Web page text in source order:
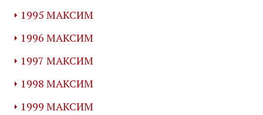
1995 МАКСИМ
1996 МАКСИМ
1997 МАКСИМ
1998 МАКСИМ
1999 МАКСИМ